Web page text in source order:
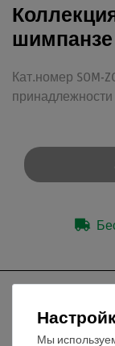
шимпанзе
Кат.номер SOM-
принадлежности
Мы